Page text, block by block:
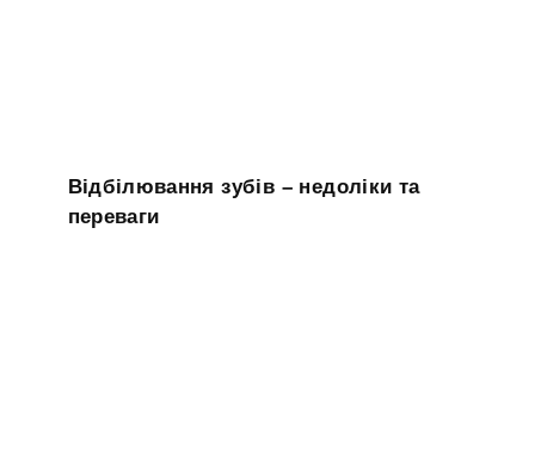
Відбілювання зубів – недоліки та
переваги